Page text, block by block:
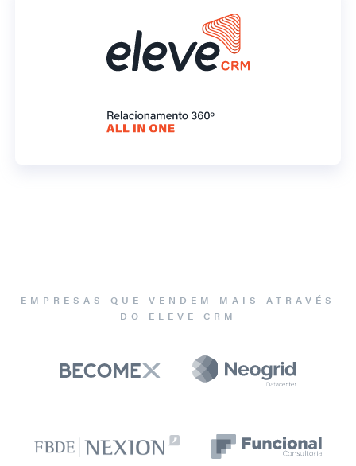
EMPRESAS QUE VENDEM MAIS ATRAVÉS
DO ELEVE CRM